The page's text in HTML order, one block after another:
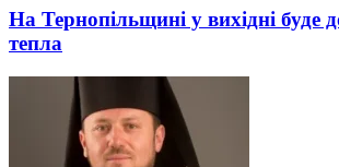
На Тернопільщині у вихідні буде
тепла